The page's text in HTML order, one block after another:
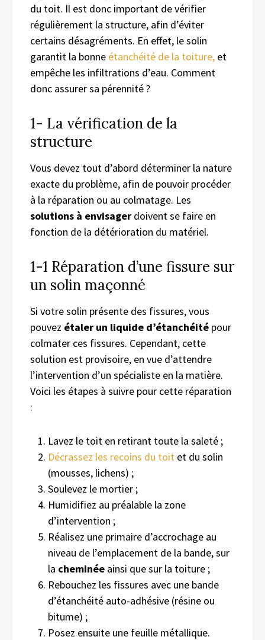
du toit. Il est donc important de vérifier
régulièrement la structure, afin d’éviter
certains désagréments. En effet, le solin
garantit la bonne étanchéité de la toiture, et
empêche les infiltrations d’eau. Comment
donc assurer sa pérennité ?
1- La vérification de la
structure
Vous devez tout d’abord déterminer la nature
exacte du problème, afin de pouvoir procéder
à la réparation ou au colmatage. Les
solutions à envisager doivent se faire en
fonction de la détérioration du matériel.
1-1 Réparation d’une fissure sur
un solin maçonné
Si votre solin présente des fissures, vous
pouvez étaler un liquide d’étanchéité pour
colmater ces fissures. Cependant, cette
solution est provisoire, en vue d’attendre
l’intervention d’un spécialiste en la matière.
Voici les étapes à suivre pour cette réparation
:
Lavez le toit en retirant toute la saleté ;
Décrassez les recoins du toit et du solin
(mousses, lichens) ;
Soulevez le mortier ;
Humidifiez au préalable la zone
d’intervention ;
Réalisez une primaire d’accrochage au
niveau de l’emplacement de la bande,sur
la cheminée ainsi que sur la toiture ;
Rebouchez les fissures avec une bande
d’étanchéité auto-adhésive (résine ou
bitume) ;
Posez ensuite une feuille métallique.